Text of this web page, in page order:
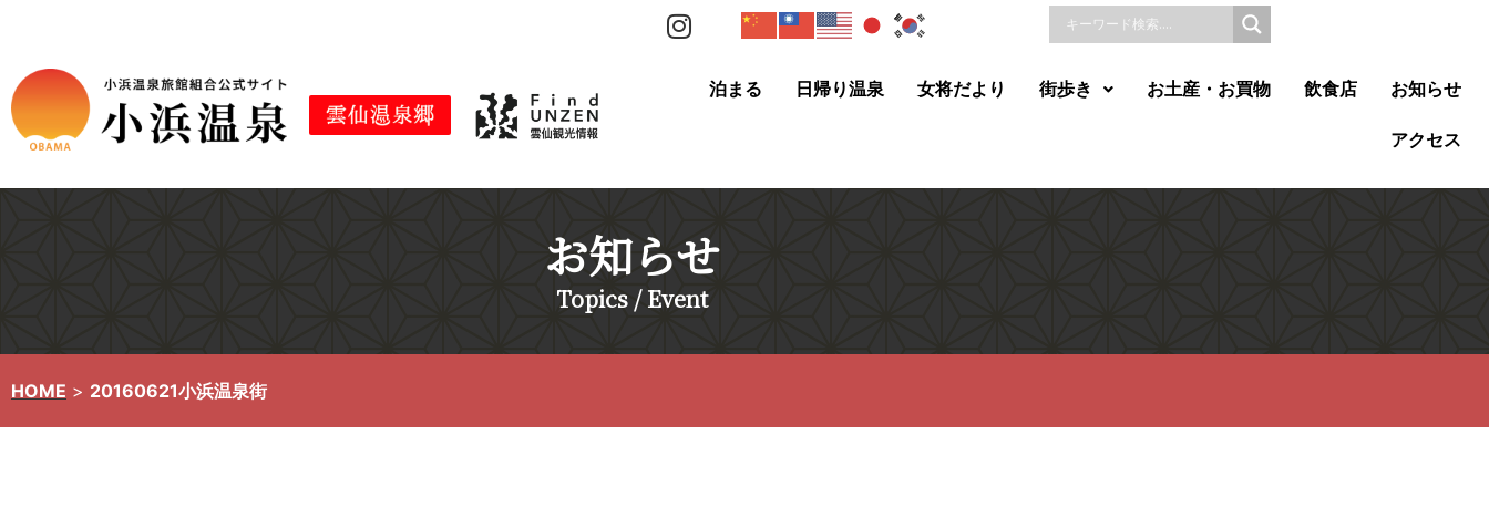
テ
ツ
泊まる 日帰り温泉 女将だより 街歩き お土産・お買物 飲食店 お知らせ
アクセス
お知らせ
Topics / Event
HOME > 20160621小浜温泉街